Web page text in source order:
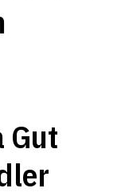
Gut